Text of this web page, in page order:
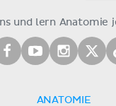
und lern Anatomie
ANATOMIE